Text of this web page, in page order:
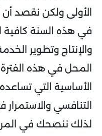
الأولى ولكن نقصد أن
في هذه السنة كافية
والإنتاج وتطوير
المحل في هذه
الأساسية التي
التنافسي والاستمرار
لذلك ننصحك في